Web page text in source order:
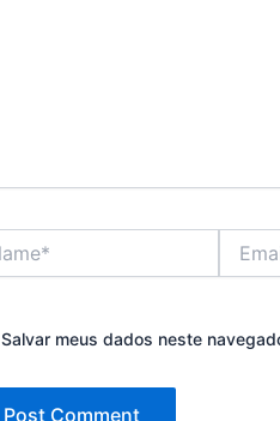
Salvar meus dados neste